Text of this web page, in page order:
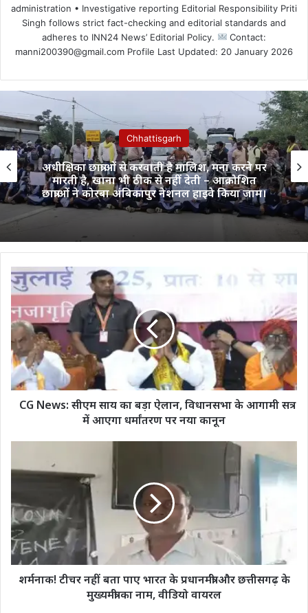
administration • Investigative reporting Editorial Responsibility Priti
Singh follows strict fact-checking and editorial standards and
adheres to INN24 News’ Editorial Policy.
Contact:
manni200390@gmail.com Profile Last Updated: 20 January 2026
Chhattisgarh
अधीक्षिका छात्राओं से करवाती है मालिश, मना करने पर
मारती है, खाना भी ठीक से नहीं देती – आक्रोशित
छात्राओं ने कोरबा अंबिकापुर नेशनल हाइवे किया जाम।
CG
News:
साय
का
बड़ा
ऐलान,
विधानसभा
के
आगामी
पर
कानून
CG News: सीएम साय का बड़ा ऐलान, विधानसभा के आगामी सत्र
में आएगा धर्मांतरण पर नया कानून
पाए
भारत
के
प्रधानमंत्री
और
छत्तीसगढ़
शर्मनाक! टीचर नहीं बता पाए भारत के प्रधानमंत्री और छत्तीसगढ़ के
मुख्यमंत्री का नाम, वीडियो वायरल